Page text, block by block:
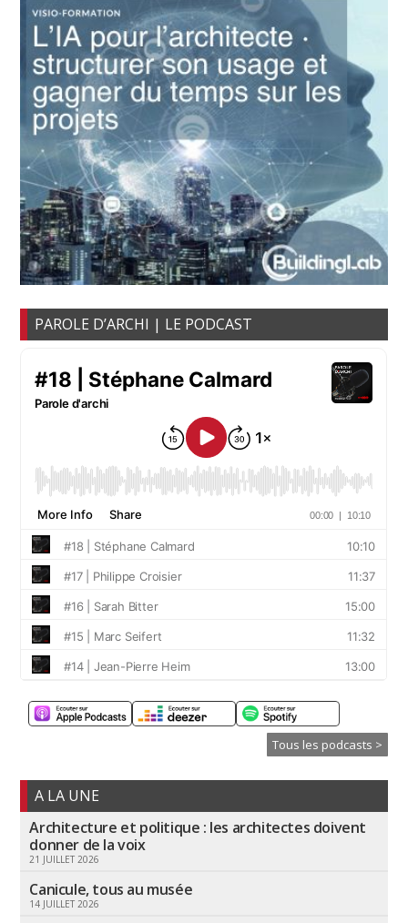
PAROLE D’ARCHI | LE PODCAST
Tous les podcasts >
A LA UNE
Architecture et politique : les architectes doivent
donner de la voix
21 JUILLET 2026
Canicule, tous au musée
14 JUILLET 2026